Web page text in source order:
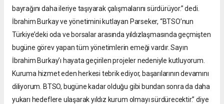
bayrağını daha ileriye taşıyarak çalışmalarını sürdürüyor.” dedi.
İbrahim Burkay ve yönetimini kutlayan Parseker, “BTSO’nun
Türkiye’deki oda ve borsalar arasında yıldızlaşmasında geçmişten
bugüne görev yapan tüm yönetimlerin emeği vardır. Sayın
İbrahim Burkay’ı hayata geçirilen projeler nedeniyle kutluyorum.
Kuruma hizmet eden herkesi tebrik ediyor, başarılarının devamını
diliyorum. BTSO, bugüne kadar olduğu gibi bundan sonra da daha
yukarı hedeflere ulaşarak yıldız kurum olmayı sürdürecektir.” diye